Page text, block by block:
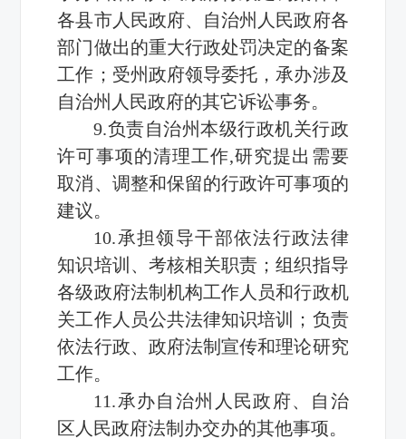
各县市人民政府、自治州人民政府各
部门做出的重大行政处罚决定的备案
工作；受州政府领导委托，承办涉及
自治州人民政府的其它诉讼事务。
9.负责自治州本级行政机关行政
许可事项的清理工作,研究提出需要
取消、调整和保留的行政许可事项的
建议。
10.承担领导干部依法行政法律
知识培训、考核相关职责；组织指导
各级政府法制机构工作人员和行政机
关工作人员公共法律知识培训；负责
依法行政、政府法制宣传和理论研究
工作。
11.承办自治州人民政府、自治
区人民政府法制办交办的其他事项。